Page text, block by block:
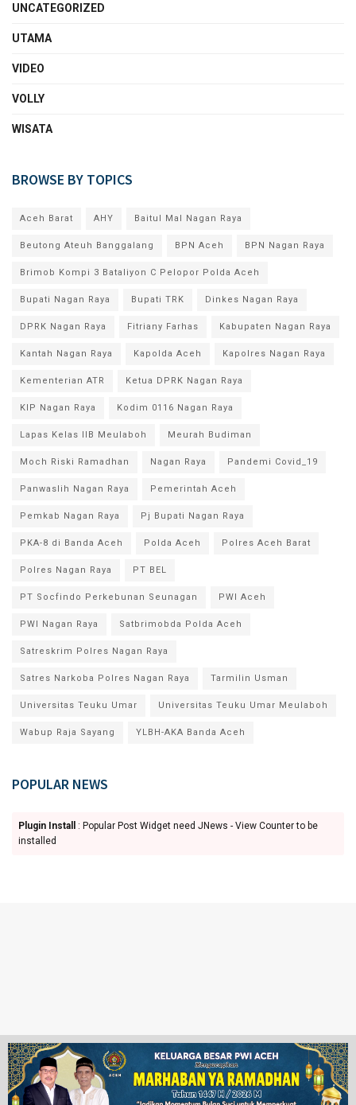
UNCATEGORIZED
UTAMA
VIDEO
VOLLY
WISATA
BROWSE BY TOPICS
Aceh Barat AHY Baitul Mal Nagan Raya
Beutong Ateuh Banggalang BPN Aceh BPN Nagan Raya
Brimob Kompi 3 Bataliyon C Pelopor Polda Aceh
Bupati Nagan Raya Bupati TRK Dinkes Nagan Raya
DPRK Nagan Raya Fitriany Farhas Kabupaten Nagan Raya
Kantah Nagan Raya Kapolda Aceh Kapolres Nagan Raya
Kementerian ATR Ketua DPRK Nagan Raya
KIP Nagan Raya Kodim 0116 Nagan Raya
Lapas Kelas IIB Meulaboh Meurah Budiman
Moch Riski Ramadhan Nagan Raya Pandemi Covid_19
Panwaslih Nagan Raya Pemerintah Aceh
Pemkab Nagan Raya Pj Bupati Nagan Raya
PKA-8 di Banda Aceh Polda Aceh Polres Aceh Barat
Polres Nagan Raya PT BEL
PT Socfindo Perkebunan Seunagan PWI Aceh
PWI Nagan Raya Satbrimobda Polda Aceh
Satreskrim Polres Nagan Raya
Satres Narkoba Polres Nagan Raya Tarmilin Usman
Universitas Teuku Umar Universitas Teuku Umar Meulaboh
Wabup Raja Sayang YLBH-AKA Banda Aceh
POPULAR NEWS
Plugin Install
: Popular Post Widget need JNews - View Counter to be
installed
Ketentuan Penggunaan Redaksi